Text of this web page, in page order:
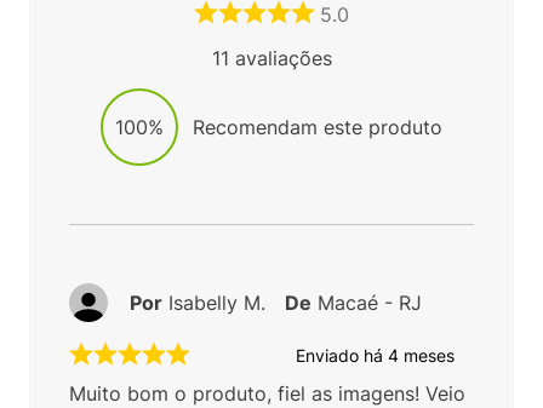
5.0
11 avaliações
100% Recomendam este produto
Enviado há 4 meses
Muito bom o produto, fiel as imagens! Veio
Por Isabelly M. De Macaé - RJ